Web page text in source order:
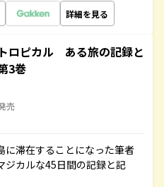
詳細を見る
ロピカル ある旅の記録と
3巻
売
に滞在することになった筆者
ジカルな45日間の記録と記